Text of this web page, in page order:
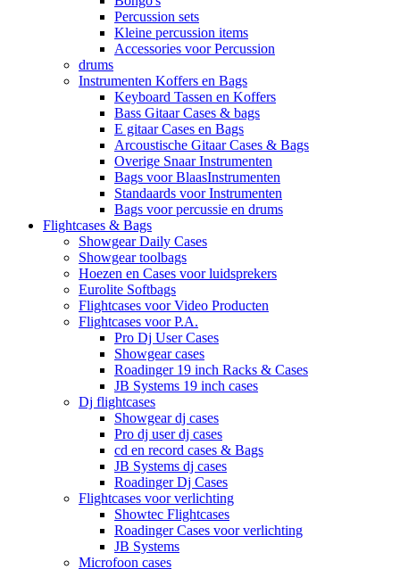
Percussion sets
Kleine percussion items
Accessories voor Percussion
drums
Instrumenten Koffers en Bags
Keyboard Tassen en Koffers
Bass Gitaar Cases & bags
E gitaar Cases en Bags
Arcoustische Gitaar Cases & Bags
Overige Snaar Instrumenten
Bags voor BlaasInstrumenten
Standaards voor Instrumenten
Bags voor percussie en drums
Flightcases & Bags
Showgear Daily Cases
Showgear toolbags
Hoezen en Cases voor luidsprekers
Eurolite Softbags
Flightcases voor Video Producten
Flightcases voor P.A.
Pro Dj User Cases
Showgear cases
Roadinger 19 inch Racks & Cases
JB Systems 19 inch cases
Dj flightcases
Showgear dj cases
Pro dj user dj cases
cd en record cases & Bags
JB Systems dj cases
Roadinger Dj Cases
Flightcases voor verlichting
Showtec Flightcases
Roadinger Cases voor verlichting
JB Systems
Microfoon cases